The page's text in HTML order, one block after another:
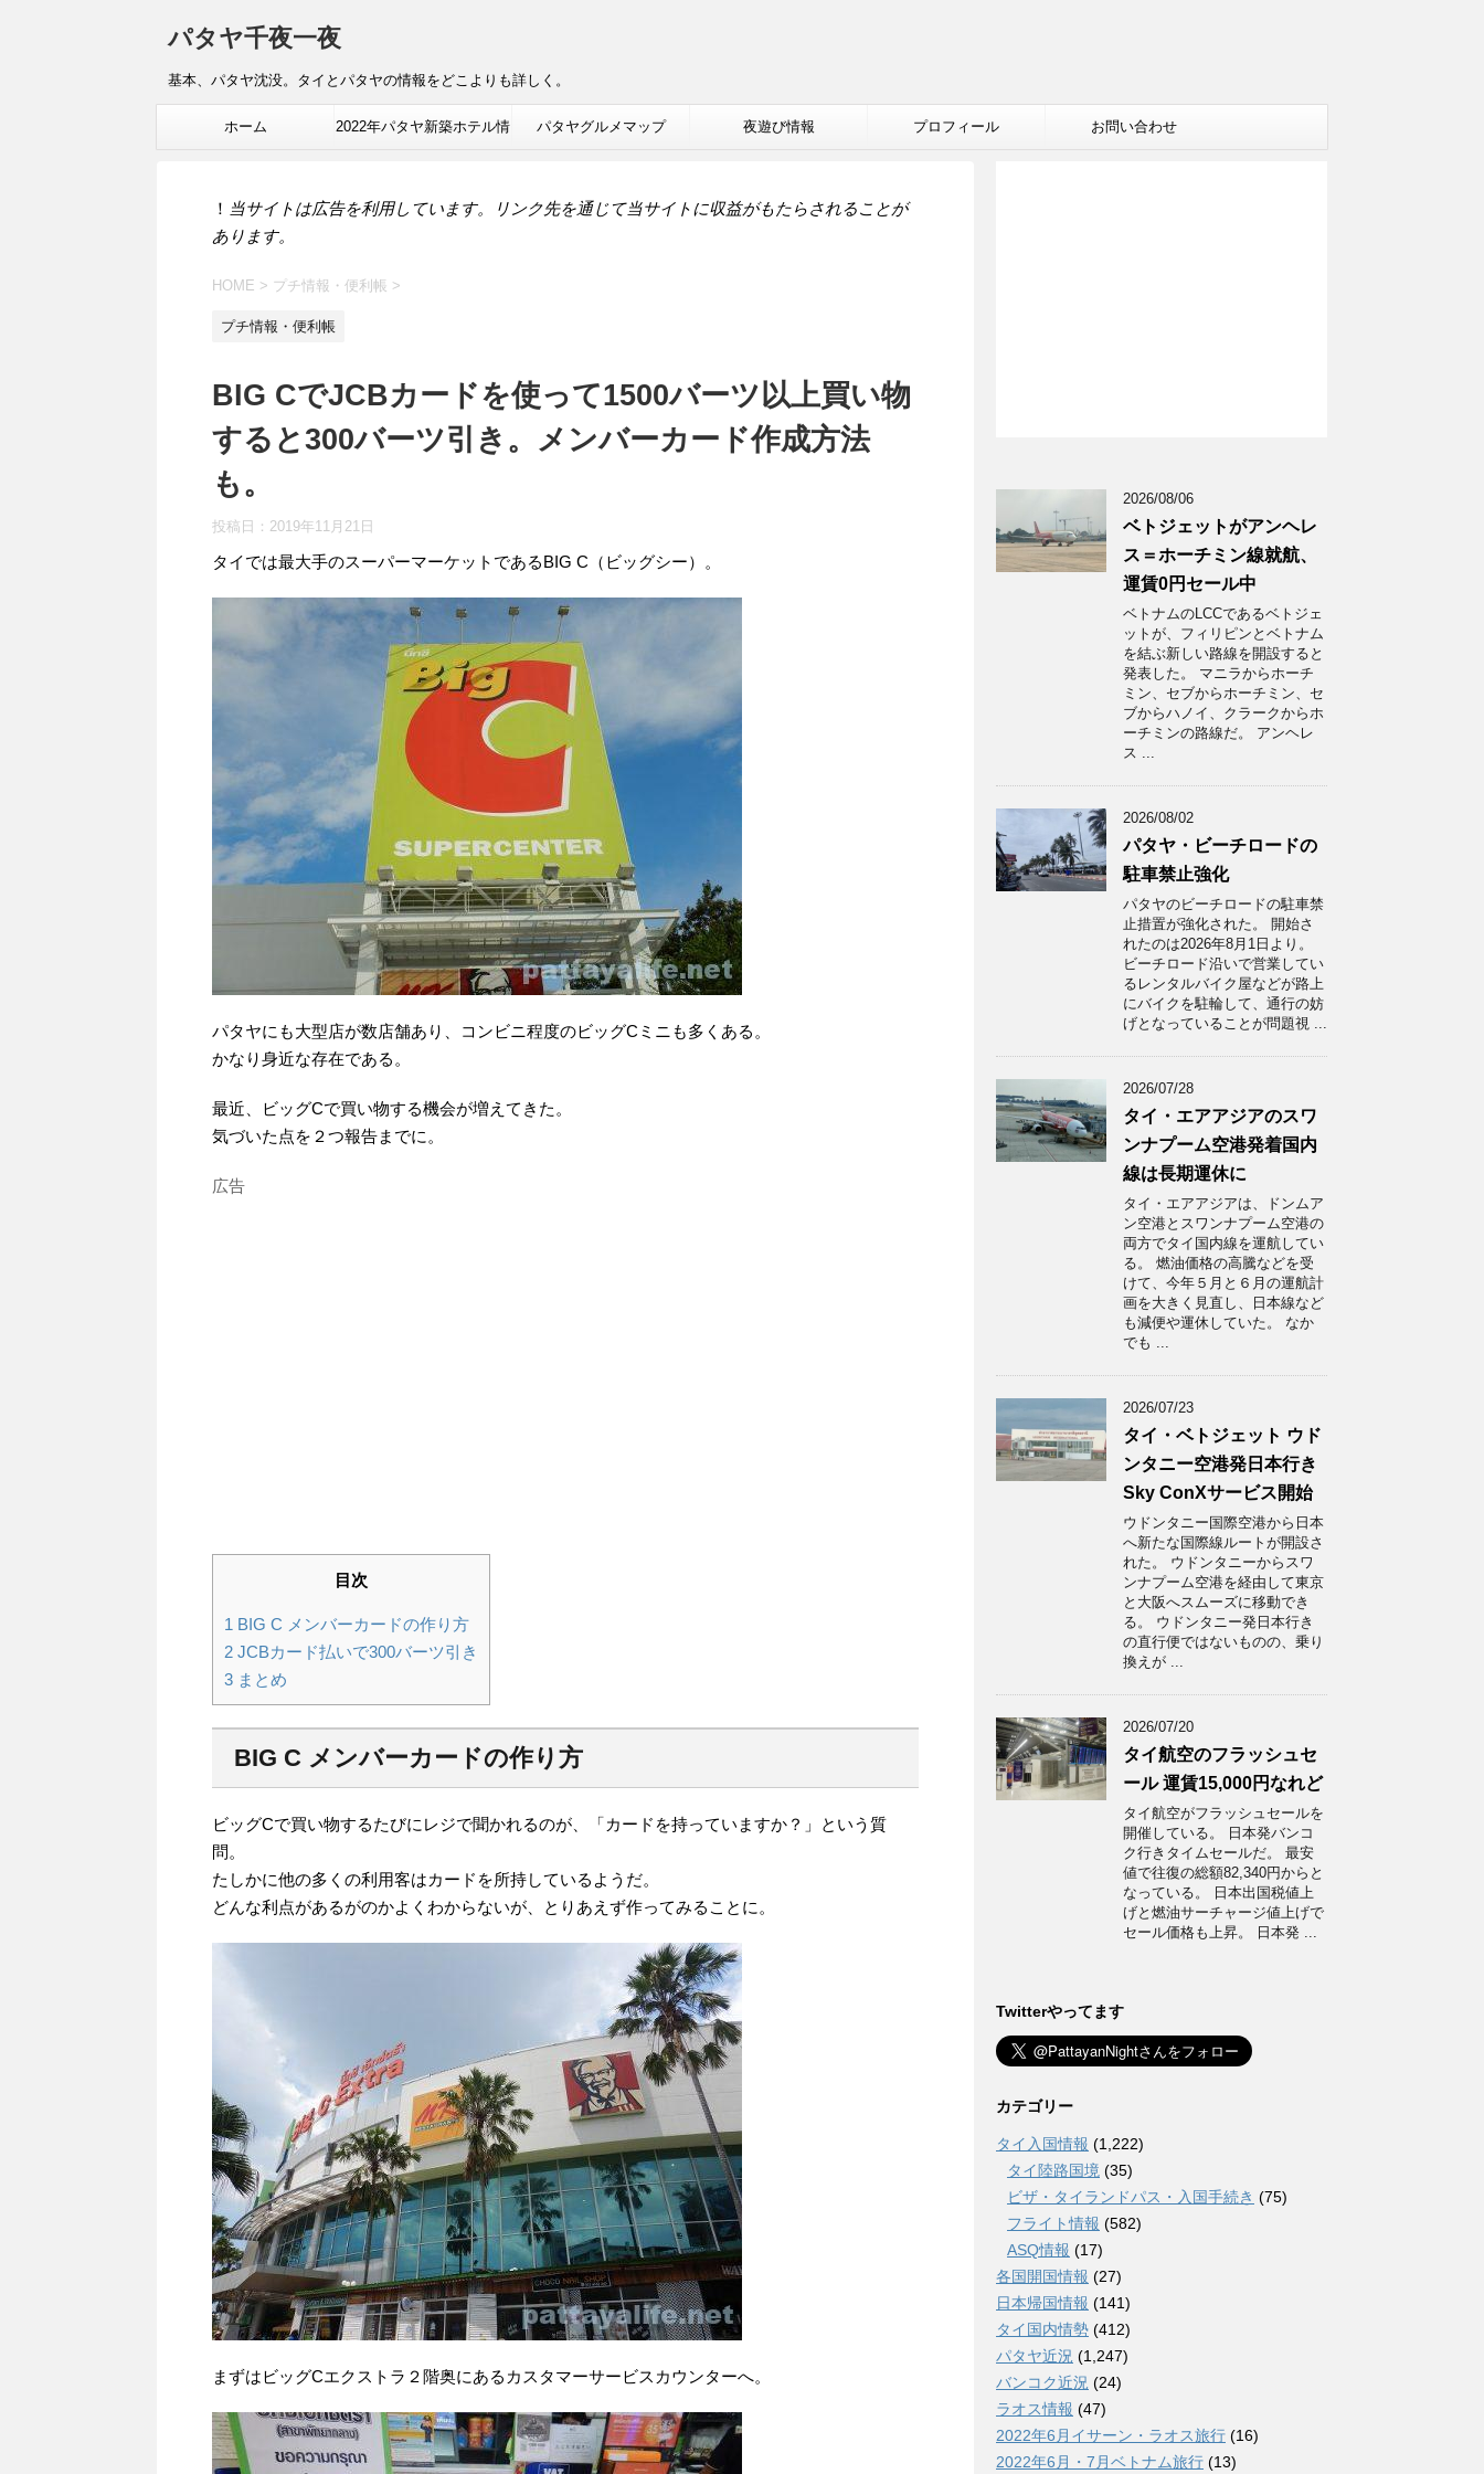
パタヤ千夜一夜
基本、パタヤ沈没。タイとパタヤの情報をどこよりも詳しく。
ホーム 2022年パタヤ新築ホテル情 パタヤグルメマップ 夜遊び情報 プロフィール お問い合わせ
！ 当サイトは広告を利用しています。リンク先を通じて当サイトに収益がもたらされることが
あります。
HOME > プチ情報・便利帳 >
プチ情報・便利帳
BIG CでJCBカードを使って1500バーツ以上買い物
すると300バーツ引き。メンバーカード作成方法
も。
投稿日： 2019年11月21日
タイでは最大手のスーパーマーケットであるBIG C（ビッグシー）。
パタヤにも大型店が数店舗あり、コンビニ程度のビッグCミニも多くある。
かなり身近な存在である。
最近、ビッグCで買い物する機会が増えてきた。
気づいた点を２つ報告までに。
広告
目次
1 BIG C メンバーカードの作り方
2 JCBカード払いで300バーツ引き
3 まとめ
BIG C メンバーカードの作り方
ビッグCで買い物するたびにレジで聞かれるのが、「カードを持っていますか？」という質
問。
たしかに他の多くの利用客はカードを所持しているようだ。
どんな利点があるがのかよくわからないが、とりあえず作ってみることに。
まずはビッグCエクストラ２階奥にあるカスタマーサービスカウンターへ。
2026/08/06
ベトジェットがアンヘレ
ス＝ホーチミン線就航、
運賃0円セール中
ベトナムのLCCであるベトジェ
ットが、フィリピンとベトナム
を結ぶ新しい路線を開設すると
発表した。 マニラからホーチ
ミン、セブからホーチミン、セ
ブからハノイ、クラークからホ
ーチミンの路線だ。 アンヘレ
ス ...
2026/08/02
パタヤ・ビーチロードの
駐車禁止強化
パタヤのビーチロードの駐車禁
止措置が強化された。 開始さ
れたのは2026年8月1日より。
ビーチロード沿いで営業してい
るレンタルバイク屋などが路上
にバイクを駐輪して、通行の妨
げとなっていることが問題視 ...
2026/07/28
タイ・エアアジアのスワ
ンナプーム空港発着国内
線は長期運休に
タイ・エアアジアは、ドンムア
ン空港とスワンナプーム空港の
両方でタイ国内線を運航してい
る。 燃油価格の高騰などを受
けて、今年５月と６月の運航計
画を大きく見直し、日本線など
も減便や運休していた。 なか
でも ...
2026/07/23
タイ・ベトジェット ウド
ンタニー空港発日本行き
Sky ConXサービス開始
ウドンタニー国際空港から日本
へ新たな国際線ルートが開設さ
れた。 ウドンタニーからスワ
ンナプーム空港を経由して東京
と大阪へスムーズに移動でき
る。 ウドンタニー発日本行き
の直行便ではないものの、乗り
換えが ...
2026/07/20
タイ航空のフラッシュセ
ール 運賃15,000円なれど
タイ航空がフラッシュセールを
開催している。 日本発バンコ
ク行きタイムセールだ。 最安
値で往復の総額82,340円からと
なっている。 日本出国税値上
げと燃油サーチャージ値上げで
セール価格も上昇。 日本発 ...
Twitterやってます
カテゴリー
タイ入国情報 (1,222)
タイ陸路国境 (35)
ビザ・タイランドパス・入国手続き (75)
フライト情報 (582)
ASQ情報 (17)
各国開国情報 (27)
日本帰国情報 (141)
タイ国内情勢 (412)
パタヤ近況 (1,247)
バンコク近況 (24)
ラオス情報 (47)
2022年6月イサーン・ラオス旅行 (16)
2022年6月・7月ベトナム旅行 (13)